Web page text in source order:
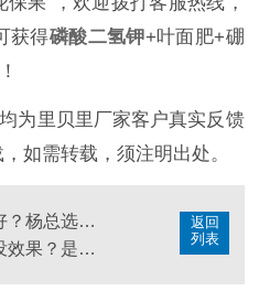
获得磷酸二氢钾+叶面肥+硼
为里贝里厂家客户真实反馈
如需转载，须注明出处。
返回
列表
颗粒水溶肥哪家好？杨总选择了宴沃
微生物菌剂用了没效果？是你没选对好产品